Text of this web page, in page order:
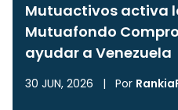
Mutuactivos activa
Mutuafondo
ayudar a Venezuela
30 JUN, 2026 | Por